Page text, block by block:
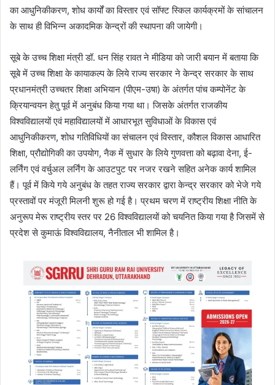
का आधुनिकीकरण, शोध कार्यों का विस्तार एवं सॉफ्ट स्किल कार्यक्रमों के सांचालन
के साथ ही विभिन्न अकादमिक केन्द्रों की स्थापना की जायेगी।
सूबे के उच्च शिक्षा मंत्री डॉ. धन सिंह रावत ने मीडिया को जारी बयान में बताया कि
सूबे में उच्च शिक्षा के कायाकल्प के लिये राज्य सरकार ने केन्द्र सरकार के साथ
प्रधानमंत्री उच्चतर शिक्षा अभियान (पीएम-उषा) के अंतर्गत पांच कम्पोनेंट के
क्रियान्वयन हेतु पूर्व में अनुबंध किया गया था। जिसके अंतर्गत राजकीय
विश्वविद्यालयों एवं महाविद्यालयों में आधारभूत सुविधाओं के विकास एवं
आधुनिकीकरण, शोध गतिविधियों का संचालन एवं विस्तार, कौशल विकास आधारित
शिक्षा, प्रौद्योगिकी का उपयोग, नैक में सुधार के लिये गुणवत्ता को बढ़ावा देना, ई-
लर्निंग एवं वर्चुअल लर्निंग के आउटपुट पर नजर रखने सहित अनेक कार्य शामिल
हैं। पूर्व में किये गये अनुबंध के तहत राज्य सरकार द्वारा केन्द्र सरकार को भेजे गये
प्रस्तावों पर मंजूरी मिलनी शुरू हो गई है। प्रथम चरण में राष्ट्रीय शिक्षा नीति के
अनुरूप मेरू राष्ट्रीय स्तर पर 26 विश्वविद्यालयों को चयनित किया गया है जिसमें से
प्रदेश से कुमाऊं विश्वविद्यालय, नैनीताल भी शामिल है।